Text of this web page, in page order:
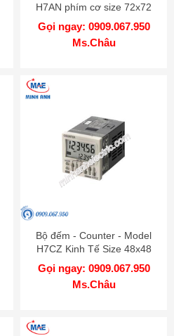
H7AN phím cơ size 72x72
Gọi ngay: 0909.067.950
Ms.Châu
Bộ đếm - Counter - Model
H7CZ Kinh Tế Size 48x48
Gọi ngay: 0909.067.950
Ms.Châu